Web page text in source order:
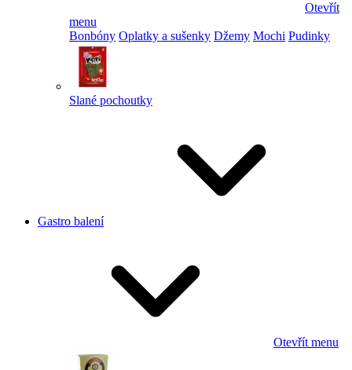
Otevřít
menu
Bonbóny Oplatky a sušenky Džemy Mochi Pudinky
Slané pochoutky
Gastro balení
Otevřít menu